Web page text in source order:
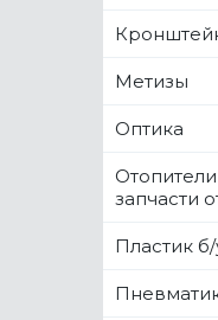
Метизы
Оптика
запчасти
Пластик б/